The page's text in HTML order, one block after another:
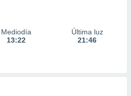
Mediodía
13:22
Última luz
21:46